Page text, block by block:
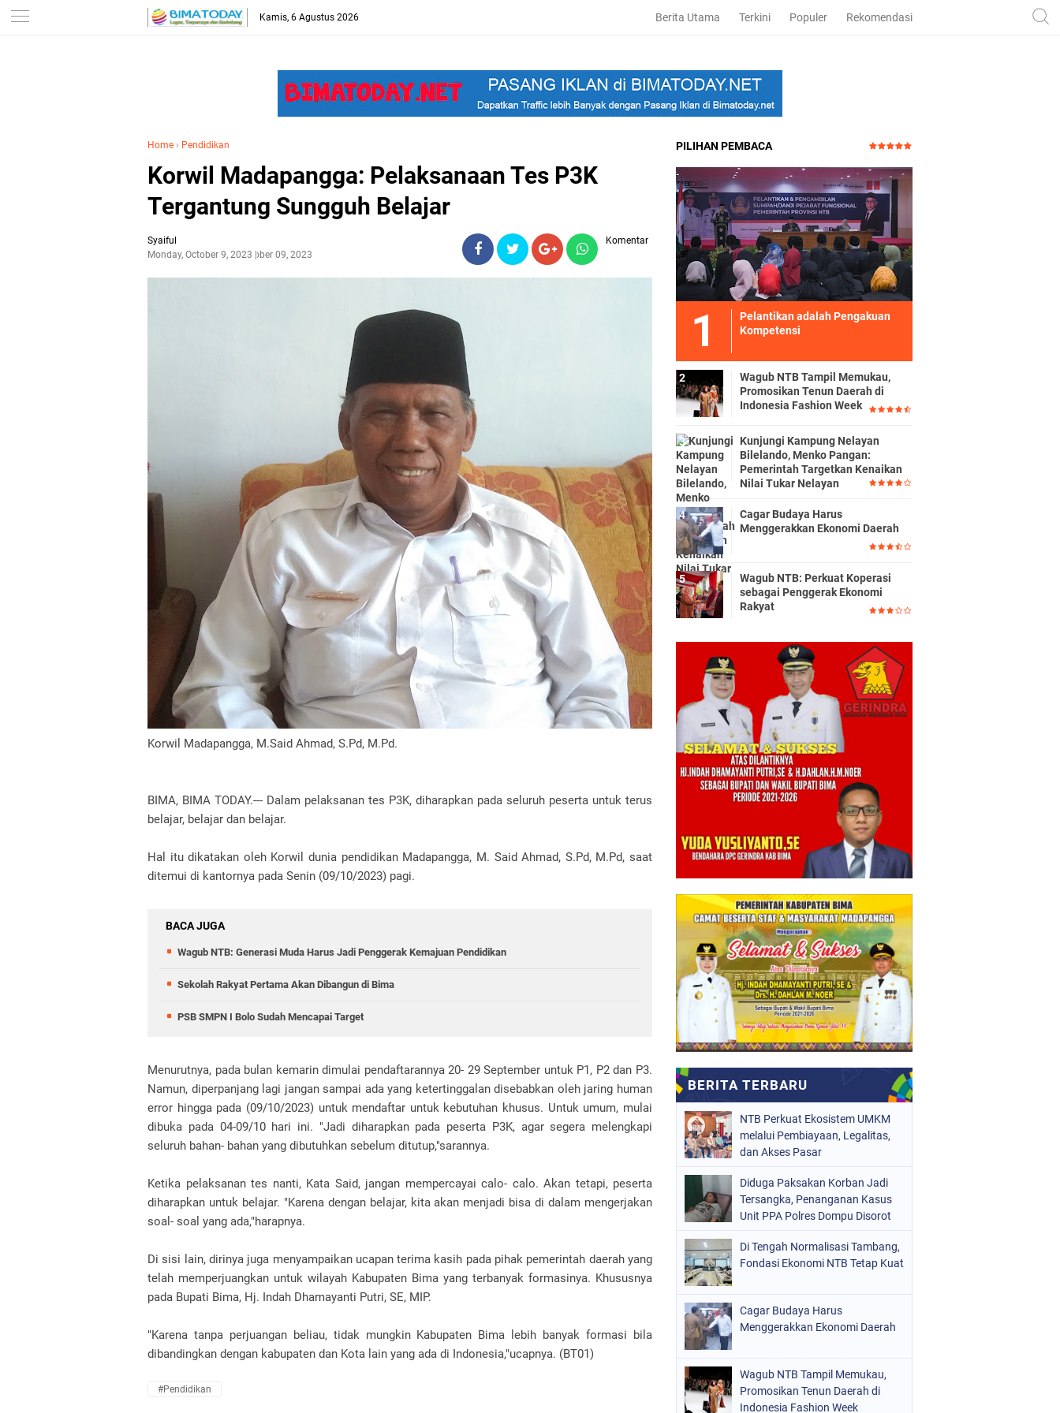
-->
Kamis, 6 Agustus 2026 Berita Utama Terkini Populer Rekomendasi
Home › Pendidikan
Korwil Madapangga: Pelaksanaan Tes P3K
Tergantung Sungguh Belajar
Syaiful
Monday, October 9, 2023October 09, 2023
Komentar
Korwil Madapangga, M.Said Ahmad, S.Pd, M.Pd.
BIMA, BIMA TODAY.--- Dalam pelaksanan tes P3K, diharapkan pada seluruh peserta untuk terus
belajar, belajar dan belajar.
Hal itu dikatakan oleh Korwil dunia pendidikan Madapangga, M. Said Ahmad, S.Pd, M.Pd, saat
ditemui di kantornya pada Senin (09/10/2023) pagi.
BACA JUGA
Wagub NTB: Generasi Muda Harus Jadi Penggerak Kemajuan Pendidikan
Sekolah Rakyat Pertama Akan Dibangun di Bima
PSB SMPN I Bolo Sudah Mencapai Target
Menurutnya, pada bulan kemarin dimulai pendaftarannya 20- 29 September untuk P1, P2 dan P3.
Namun, diperpanjang lagi jangan sampai ada yang ketertinggalan disebabkan oleh jaring human
error hingga pada (09/10/2023) untuk mendaftar untuk kebutuhan khusus. Untuk umum, mulai
dibuka pada 04-09/10 hari ini. "Jadi diharapkan pada peserta P3K, agar segera melengkapi
seluruh bahan- bahan yang dibutuhkan sebelum ditutup,"sarannya.
Ketika pelaksanan tes nanti, Kata Said, jangan mempercayai calo- calo. Akan tetapi, peserta
diharapkan untuk belajar. "Karena dengan belajar, kita akan menjadi bisa di dalam mengerjakan
soal- soal yang ada,"harapnya.
Di sisi lain, dirinya juga menyampaikan ucapan terima kasih pada pihak pemerintah daerah yang
telah memperjuangkan untuk wilayah Kabupaten Bima yang terbanyak formasinya. Khususnya
pada Bupati Bima, Hj. Indah Dhamayanti Putri, SE, MIP.
"Karena tanpa perjuangan beliau, tidak mungkin Kabupaten Bima lebih banyak formasi bila
dibandingkan dengan kabupaten dan Kota lain yang ada di Indonesia,"ucapnya. (BT01)
#Pendidikan
PILIHAN PEMBACA
Pelantikan adalah Pengakuan
Kompetensi
Wagub NTB Tampil Memukau,
Promosikan Tenun Daerah di
Indonesia Fashion Week
Kunjungi Kampung Nelayan
Bilelando, Menko Pangan:
Pemerintah Targetkan Kenaikan
Nilai Tukar Nelayan
Cagar Budaya Harus
Menggerakkan Ekonomi Daerah
Wagub NTB: Perkuat Koperasi
sebagai Penggerak Ekonomi
Rakyat
NTB Perkuat Ekosistem UMKM
melalui Pembiayaan, Legalitas,
dan Akses Pasar
Diduga Paksakan Korban Jadi
Tersangka, Penanganan Kasus
Unit PPA Polres Dompu Disorot
Di Tengah Normalisasi Tambang,
Fondasi Ekonomi NTB Tetap Kuat
Cagar Budaya Harus
Menggerakkan Ekonomi Daerah
Wagub NTB Tampil Memukau,
Promosikan Tenun Daerah di
Indonesia Fashion Week